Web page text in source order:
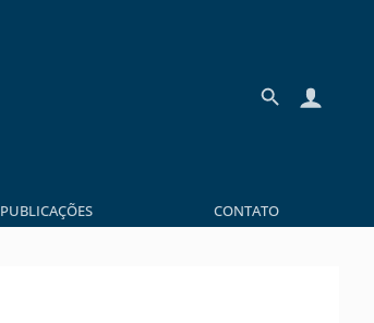
PUBLICAÇÕES CONTATO